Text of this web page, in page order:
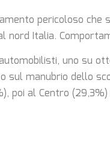
pericoloso
nord Italia.
uno su
sul manubrio dello
poi al Centro